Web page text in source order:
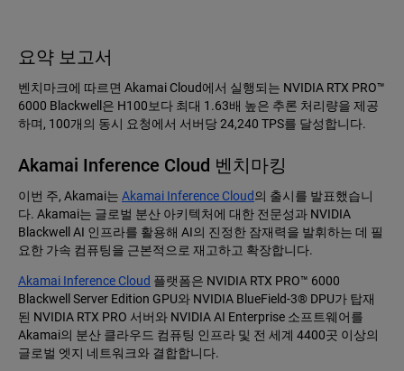
요약 보고서
벤치마크에 따르면 Akamai Cloud에서 실행되는 NVIDIA RTX PRO™
6000 Blackwell은 H100보다 최대 1.63배 높은 추론 처리량을 제공
하며, 100개의 동시 요청에서 서버당 24,240 TPS를 달성합니다.
Akamai Inference Cloud 벤치마킹
이번 주, Akamai는 Akamai Inference Cloud의 출시를 발표했습니
다. Akamai는 글로벌 분산 아키텍처에 대한 전문성과 NVIDIA
Blackwell AI 인프라를 활용해 AI의 진정한 잠재력을 발휘하는 데 필
요한 가속 컴퓨팅을 근본적으로 재고하고 확장합니다.
Akamai Inference Cloud 플랫폼은 NVIDIA RTX PRO™ 6000
Blackwell Server Edition GPU와 NVIDIA BlueField-3® DPU가 탑재
된 NVIDIA RTX PRO 서버와 NVIDIA AI Enterprise 소프트웨어를
Akamai의 분산 클라우드 컴퓨팅 인프라 및 전 세계 4400곳 이상의
글로벌 엣지 네트워크와 결합합니다.